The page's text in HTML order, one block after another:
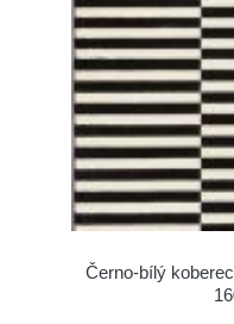
Černo-bílý